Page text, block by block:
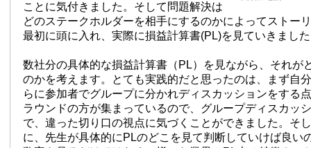
ことに気付きました。そして問題解決は
どのステークホルダーを相手にするのかによってストー
最初に頭に入れ、実際に損益計算書(PL)を見ていきまし
数社分の具体的な損益計算書（PL）を見ながら、それが
のかを考えます。とても実践的だと思ったのは、まず自
らに参加者でグループに分かれディスカッションをする
ラウンドの方が集まっているので、グループディスカッ
で、違った切り口の視点に気づくことができました。そ
に、先生が具体的にPLのどこを見て判断していけば良い